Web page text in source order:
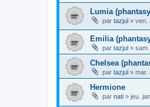
Lumia
par tazjul » ven.
Emilia
par tazjul »
Chelsea
par tazjul » mar.
Hermione
par nati » jeu.